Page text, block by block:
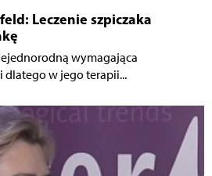
Leczenie szpiczaka
wymagająca
w jego terapii...